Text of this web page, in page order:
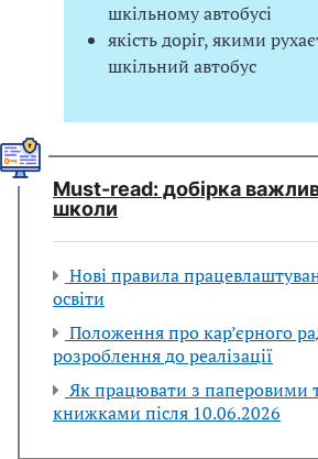
шкільному автобусі
якість доріг, якими
шкільний автобус
Мust-read: добірка
школи
Нові правила
освіти
Положення про кар’єрного
розроблення до реалізації
Як працювати з паперовими
книжками після 10.06.2026